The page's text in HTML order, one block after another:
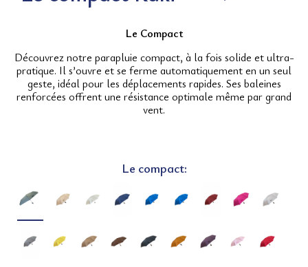
Le Compact
Découvrez notre parapluie compact, à la fois solide et ultra-
pratique. Il s’ouvre et se ferme automatiquement en un seul
geste, idéal pour les déplacements rapides. Ses baleines
renforcées offrent une résistance optimale même par grand
vent.
Le compact: